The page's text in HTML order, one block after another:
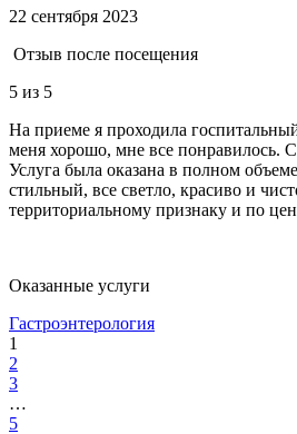
22 сентября 2023
Отзыв после посещения
5 из 5
На приеме я проходила
меня хорошо, мне все понравилось.
Услуга была оказана в полном
стильный, все светло, красиво и
территориальному признаку и по
Оказанные услуги
Гастроэнтерология
1
2
3
…
5